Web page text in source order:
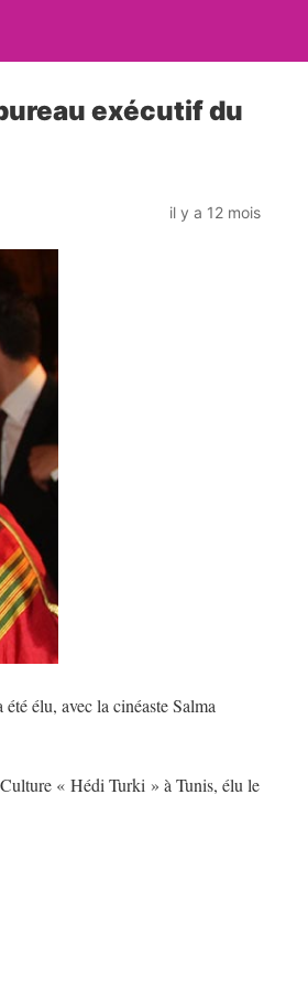
exécutif du
il y a 12 mois
élu, avec la cinéaste Salma
« Hédi Turki » à Tunis, élu le